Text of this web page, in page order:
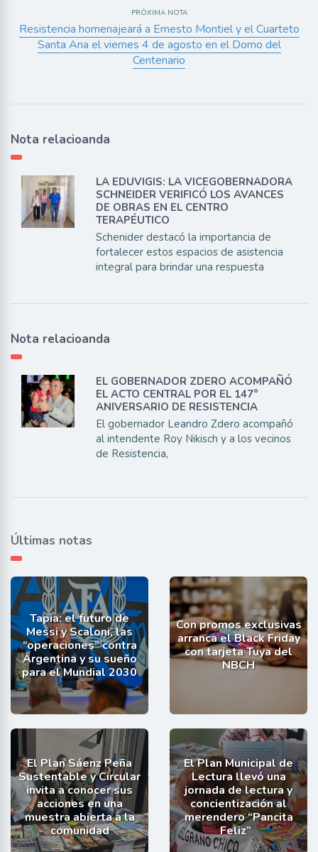
PRÓXIMA NOTA
Resistencia homenajeará a Ernesto Montiel y el Cuarteto
Santa Ana el viernes 4 de agosto en el Domo del
Centenario
Nota relacioanda
LA EDUVIGIS: LA VICEGOBERNADORA
SCHNEIDER VERIFICÓ LOS AVANCES
DE OBRAS EN EL CENTRO
TERAPÉUTICO
Schenider destacó la importancia de
fortalecer estos espacios de asistencia
integral para brindar una respuesta
Nota relacioanda
EL GOBERNADOR ZDERO ACOMPAÑÓ
EL ACTO CENTRAL POR EL 147°
ANIVERSARIO DE RESISTENCIA
El gobernador Leandro Zdero acompañó
al intendente Roy Nikisch y a los vecinos
de Resistencia,
Últimas notas
Tapia: el futuro de
Messi y Scaloni, las
“operaciones” contra
Argentina y su sueño
para el Mundial 2030
Con promos exclusivas
arranca el Black Friday
con tarjeta Tuya del
NBCH
El Plan Sáenz Peña
Sustentable y Circular
invita a conocer sus
acciones en una
muestra abierta a la
comunidad
El Plan Municipal de
Lectura llevó una
jornada de lectura y
concientización al
merendero “Pancita
Feliz”